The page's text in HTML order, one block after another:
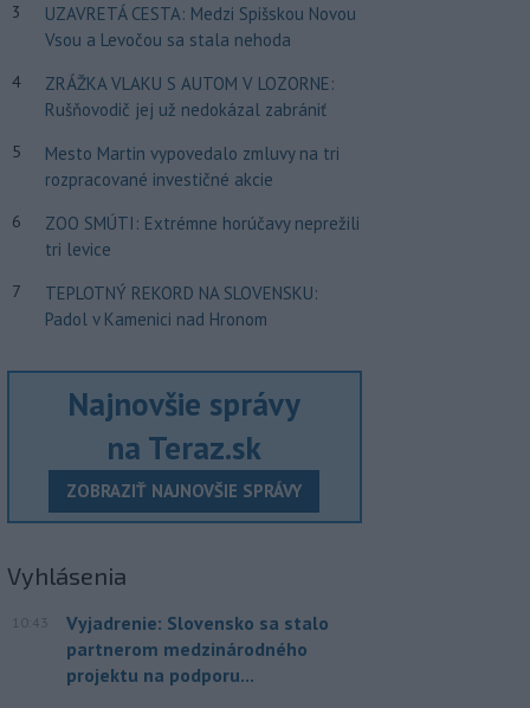
3
UZAVRETÁ CESTA: Medzi Spišskou Novou
Vsou a Levočou sa stala nehoda
4
ZRÁŽKA VLAKU S AUTOM V LOZORNE:
Rušňovodič jej už nedokázal zabrániť
5
Mesto Martin vypovedalo zmluvy na tri
rozpracované investičné akcie
6
ZOO SMÚTI: Extrémne horúčavy neprežili
tri levice
7
TEPLOTNÝ REKORD NA SLOVENSKU:
Padol v Kamenici nad Hronom
Najnovšie správy
na Teraz.sk
ZOBRAZIŤ NAJNOVŠIE SPRÁVY
Vyhlásenia
10:43
Vyjadrenie: Slovensko sa stalo
partnerom medzinárodného
projektu na podporu...